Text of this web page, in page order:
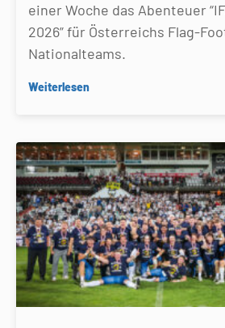
einer Woche das Abenteuer
2026” für Österreichs Flag-
Nationalteams.
Weiterlesen